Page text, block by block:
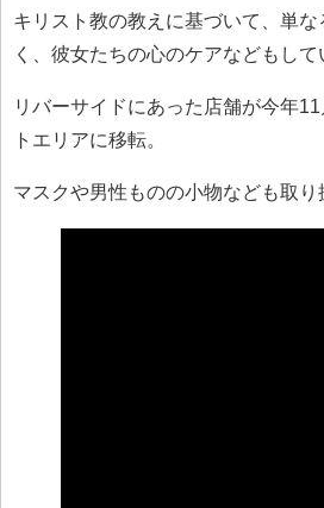
キリスト教の教えに基づいて、単
く、彼女たちの心のケアなどもして
リバーサイドにあった店舗が今年
トエリアに移転。
マスクや男性ものの小物なども取り